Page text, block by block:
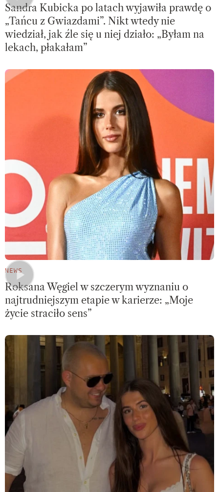
Sandra Kubicka po latach wyjawiła prawdę o
„Tańcu z Gwiazdami”. Nikt wtedy nie
wiedział, jak źle się u niej działo: „Byłam na
lekach, płakałam”
NEWS
Roksana Węgiel w szczerym wyznaniu o
najtrudniejszym etapie w karierze: „Moje
życie straciło sens”